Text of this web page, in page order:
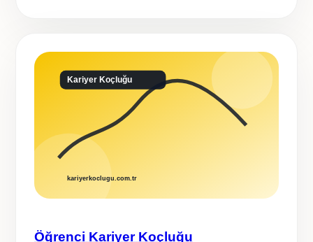
Öğrenci Kariyer Koçluğu